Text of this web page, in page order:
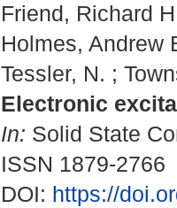
Friend, Richard
Holmes, Andrew
Tessler, N. ;
Electronic
In: Solid State
ISSN 1879-2766
DOI: https://